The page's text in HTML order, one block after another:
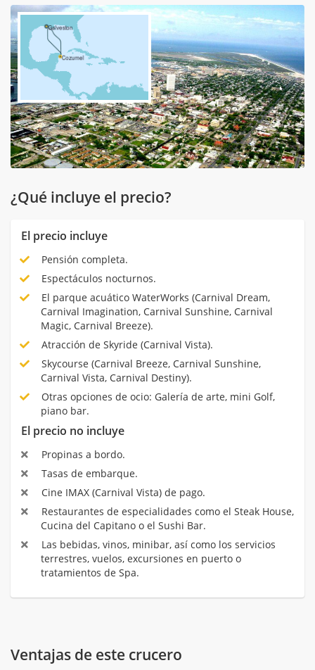
¿Qué incluye el precio?
El precio incluye
Pensión completa.
Espectáculos nocturnos.
El parque acuático WaterWorks (Carnival Dream,
Carnival Imagination, Carnival Sunshine, Carnival
Magic, Carnival Breeze).
Atracción de Skyride (Carnival Vista).
Skycourse (Carnival Breeze, Carnival Sunshine,
Carnival Vista, Carnival Destiny).
Otras opciones de ocio: Galería de arte, mini Golf,
piano bar.
El precio no incluye
Propinas a bordo.
Tasas de embarque.
Cine IMAX (Carnival Vista) de pago.
Restaurantes de especialidades como el Steak House,
Cucina del Capitano o el Sushi Bar.
Las bebidas, vinos, minibar, así como los servicios
terrestres, vuelos, excursiones en puerto o
tratamientos de Spa.
Ventajas de este crucero